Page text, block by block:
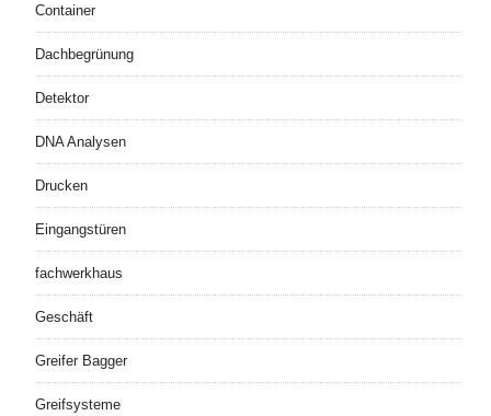
Container
Dachbegrünung
Detektor
DNA Analysen
Drucken
Eingangstüren
fachwerkhaus
Geschäft
Greifer Bagger
Greifsysteme